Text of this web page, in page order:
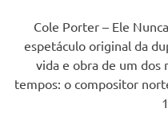
Cole Porter – Ele
espetáculo original da
vida e obra de um dos
tempos: o compositor